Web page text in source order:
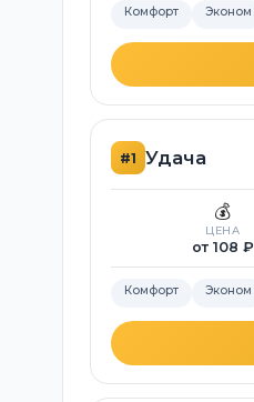
Комфорт Эконом
#1 Удача
💰
ЦЕНА
от 108 ₽
Комфорт Эконом